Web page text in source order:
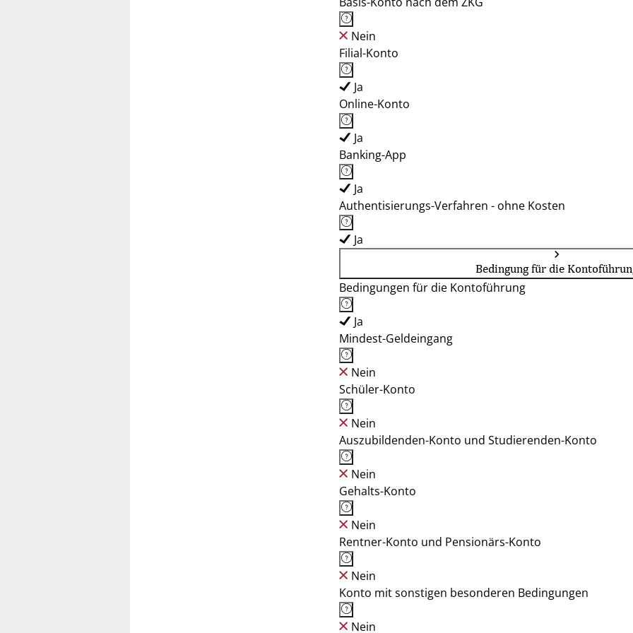
Nein
Filial-Konto
Ja
Online-Konto
Ja
Banking-App
Ja
Authentisierungs-Verfahren - ohne Kosten
Ja
Bedingung für die
Bedingungen für die Kontoführung
Ja
Mindest-Geldeingang
Nein
Schüler-Konto
Nein
Auszubildenden-Konto und Studierenden-Konto
Nein
Gehalts-Konto
Nein
Rentner-Konto und Pensionärs-Konto
Nein
Konto mit sonstigen besonderen Bedingungen
Nein